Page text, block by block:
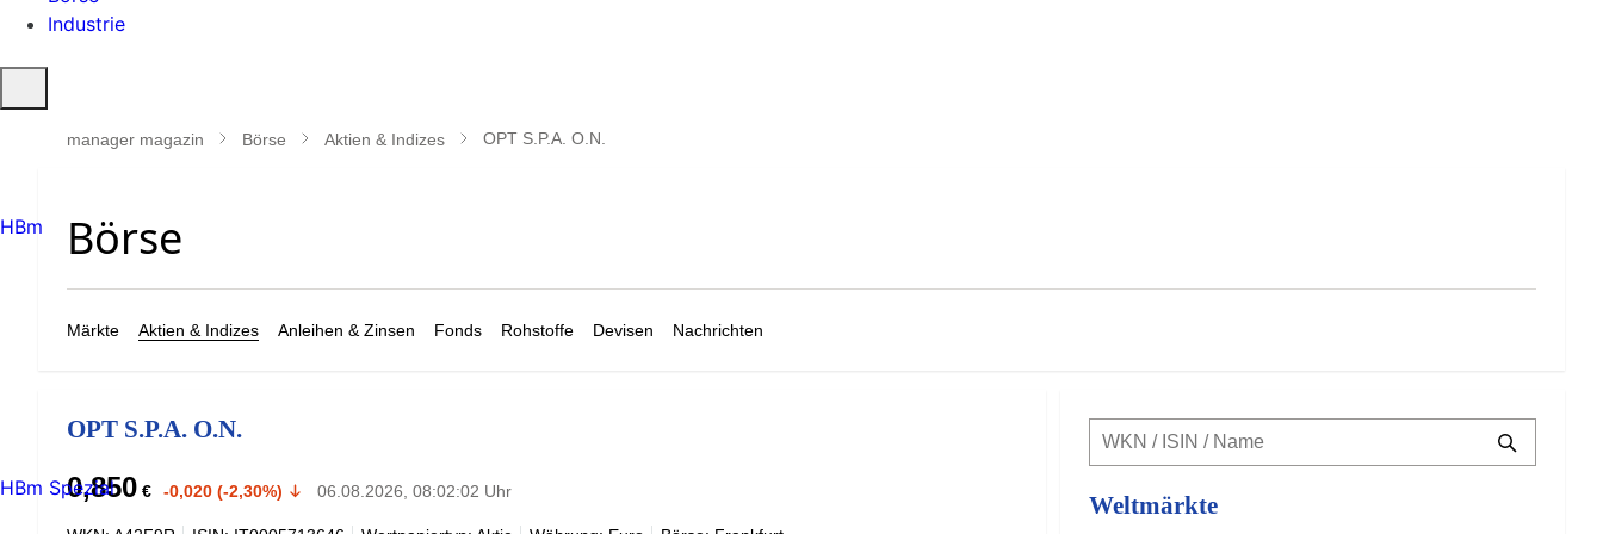
Industrie
öffnen
manager magazin Börse Aktien & Indizes OPT S.P.A. O.N.
Märkte Aktien & Indizes Anleihen & Zinsen Fonds Rohstoffe Devisen Nachrichten
OPT S.P.A. O.N.
0,850 € -0,020 (-2,30%) 06.08.2026, 08:02:02 Uhr
Weltmärkte
HBm
HBm Spezial